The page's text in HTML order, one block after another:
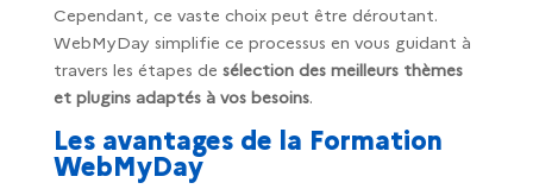
Cependant, ce vaste choix peut être déroutant.
WebMyDay simplifie ce processus en vous guidant à
travers les étapes de sélection des meilleurs thèmes
et plugins adaptés à vos besoins.
Les avantages de la Formation
WebMyDay